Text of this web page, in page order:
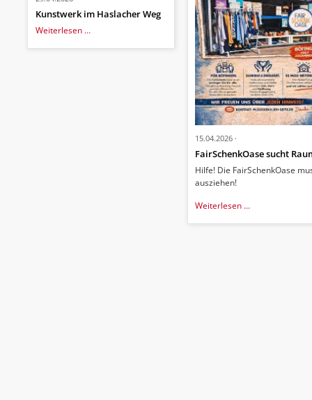
Kunstwerk im Haslacher Weg
Weiterlesen …Kunstwerk
15.04.2026
FairSchenkOase sucht
Hilfe! Die FairSchenkOase
ausziehen!
Weiterlesen …FairSchenkOase